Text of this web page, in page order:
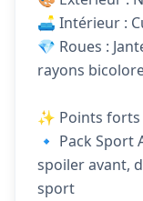
🛋️ Intérieur :
💎 Roues :
rayons
✨ Points forts
🔹 Pack Sport
spoiler avant,
sport